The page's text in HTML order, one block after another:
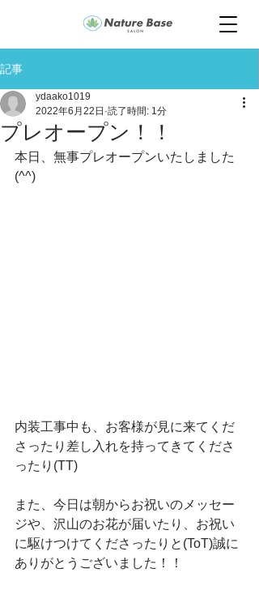
記事
プレオープン！！
ydaako1019
2022年6月22日 読了時間: 1分
本日、無事プレオープンいたしました
(^^)
内装工事中も、お客様が見に来てくだ
さったり差し入れを持ってきてくださ
ったり(TT)
また、今日は朝からお祝いのメッセー
ジや、沢山のお花が届いたり、お祝い
に駆けつけてくださったりと(ToT)誠に
ありがとうございました！！